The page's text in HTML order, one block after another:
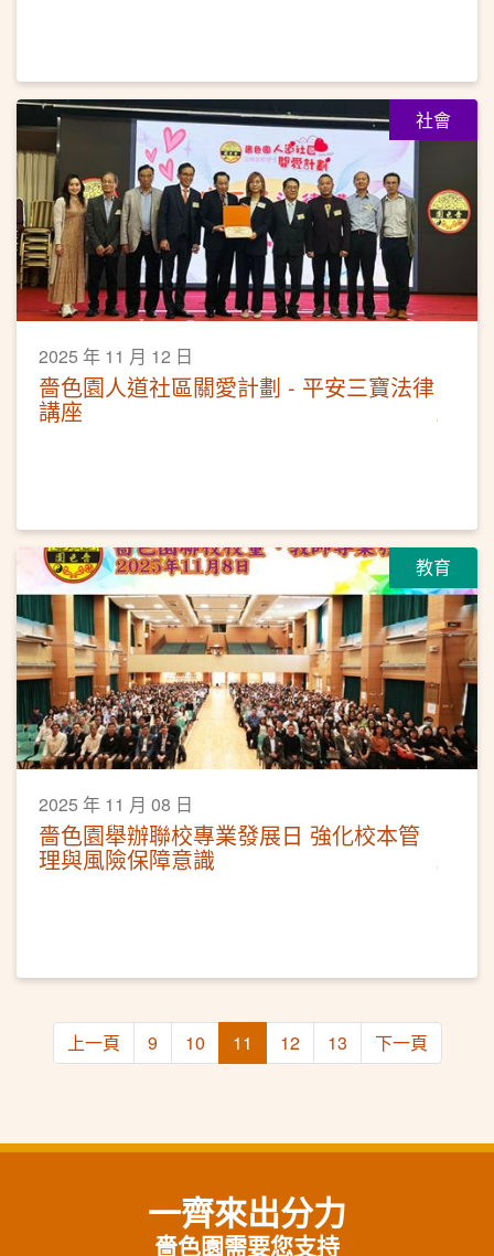
社會
2025 年 11 月 12 日
嗇色園人道社區關愛計劃 - 平安三寶法律
講座
教育
2025 年 11 月 08 日
嗇色園舉辦聯校專業發展日 強化校本管
理與風險保障意識
上一頁 9 10 11 12 13 下一頁
一齊來出分力
嗇色園需要您支持